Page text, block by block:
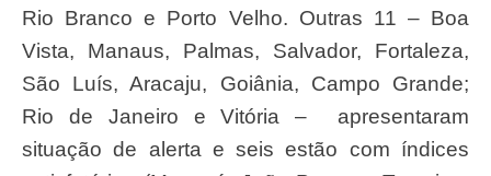
Rio Branco e Porto Velho. Outras 11 – Boa
Vista, Manaus, Palmas, Salvador, Fortaleza,
São Luís, Aracaju, Goiânia, Campo Grande;
Rio de Janeiro e Vitória – apresentaram
situação de alerta e seis estão com índices